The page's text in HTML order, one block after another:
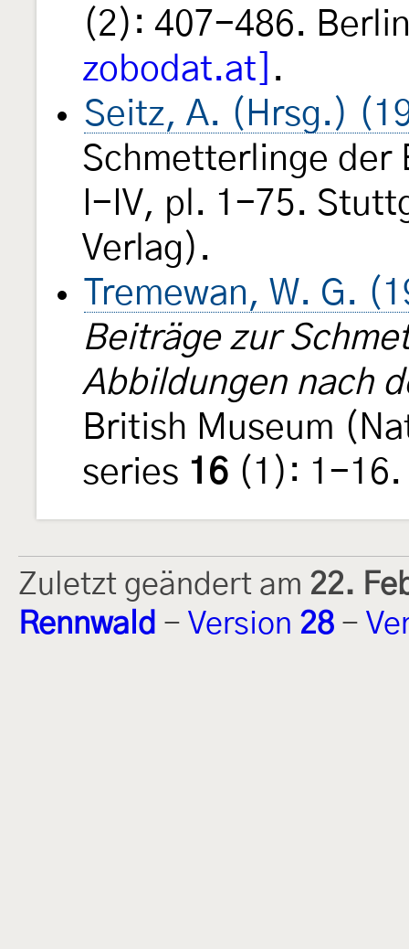
(2): 407-486.
zobodat.at] .
Seitz, A. (Hrsg.)
Schmetterlinge der
I-IV, pl. 1-75.
Verlag).
Tremewan, W. G.
Beiträge zur
Abbildungen nach
British Museum
series 16 (1): 1-16.
Zuletzt geändert am 22.
Rennwald - Version 28 -